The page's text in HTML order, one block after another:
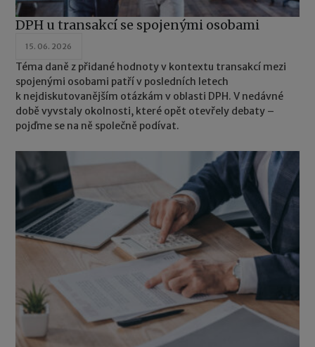
DPH u transakcí se spojenými osobami
15. 06. 2026
Téma daně z přidané hodnoty v kontextu transakcí mezi
spojenými osobami patří v posledních letech
k nejdiskutovanějším otázkám v oblasti DPH. V nedávné
době vyvstaly okolnosti, které opět otevřely debaty –
pojďme se na ně společně podívat.